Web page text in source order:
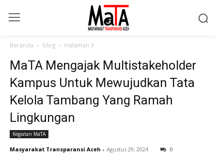
Beranda blog Halaman 3
MaTA Mengajak Multistakeholder
Kampus Untuk Mewujudkan Tata
Kelola Tambang Yang Ramah
Lingkungan
Kegiatan MaTA
Masyarakat Transparansi Aceh - Agustus 29, 2024 0